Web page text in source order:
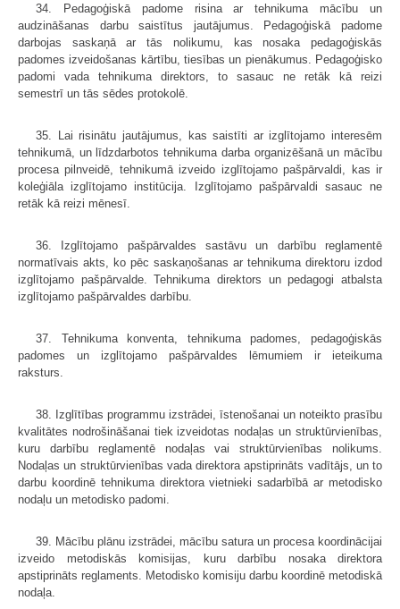
34. Pedagoģiskā padome risina ar tehnikuma mācību un
audzināšanas darbu saistītus jautājumus. Pedagoģiskā padome
darbojas saskaņā ar tās nolikumu, kas nosaka pedagoģiskās
padomes izveidošanas kārtību, tiesības un pienākumus. Pedagoģisko
padomi vada tehnikuma direktors, to sasauc ne retāk kā reizi
semestrī un tās sēdes protokolē.
35. Lai risinātu jautājumus, kas saistīti ar izglītojamo interesēm
tehnikumā, un līdzdarbotos tehnikuma darba organizēšanā un mācību
procesa pilnveidē, tehnikumā izveido izglītojamo pašpārvaldi, kas ir
koleģiāla izglītojamo institūcija. Izglītojamo pašpārvaldi sasauc ne
retāk kā reizi mēnesī.
36. Izglītojamo pašpārvaldes sastāvu un darbību reglamentē
normatīvais akts, ko pēc saskaņošanas ar tehnikuma direktoru izdod
izglītojamo pašpārvalde. Tehnikuma direktors un pedagogi atbalsta
izglītojamo pašpārvaldes darbību.
37. Tehnikuma konventa, tehnikuma padomes, pedagoģiskās
padomes un izglītojamo pašpārvaldes lēmumiem ir ieteikuma
raksturs.
38. Izglītības programmu izstrādei, īstenošanai un noteikto prasību
kvalitātes nodrošināšanai tiek izveidotas nodaļas un struktūrvienības,
kuru darbību reglamentē nodaļas vai struktūrvienības nolikums.
Nodaļas un struktūrvienības vada direktora apstiprināts vadītājs, un to
darbu koordinē tehnikuma direktora vietnieki sadarbībā ar metodisko
nodaļu un metodisko padomi.
39. Mācību plānu izstrādei, mācību satura un procesa koordinācijai
izveido metodiskās komisijas, kuru darbību nosaka direktora
apstiprināts reglaments. Metodisko komisiju darbu koordinē metodiskā
nodaļa.